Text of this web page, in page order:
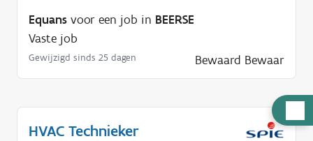
u
Equans voor een job in BEERSE
Vaste job
Gewijzigd sinds 25 dagen Bewaard Bewaar
HVAC Technieker